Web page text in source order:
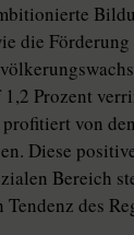
die Förderung
Prozent
von
Diese
Bereich
des